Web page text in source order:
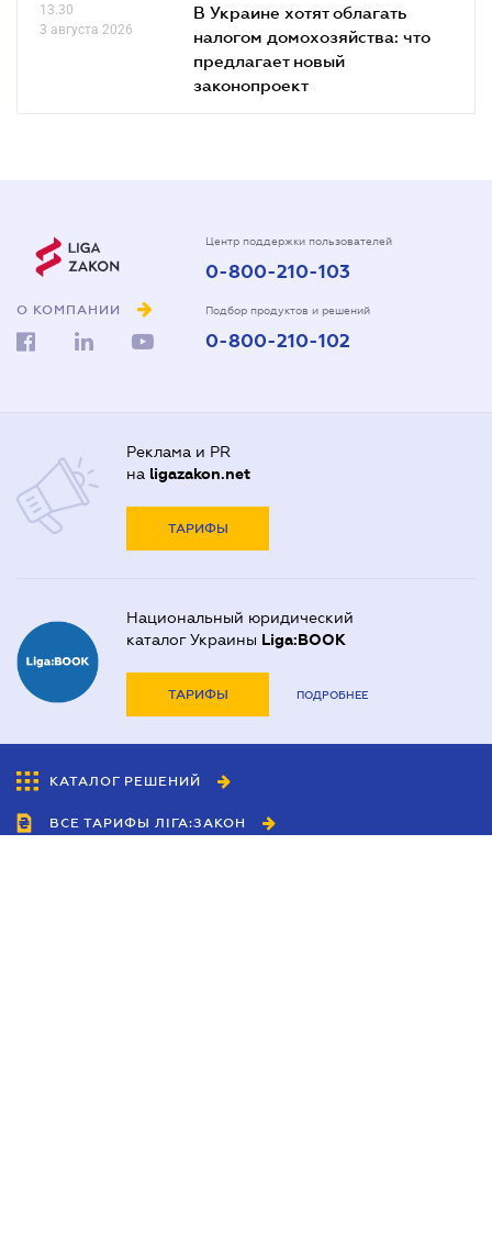
13.30
3 августа 2026
В Украине хотят облагать
налогом домохозяйства: что
предлагает новый
законопроект
О КОМПАНИИ
Центр поддержки пользователей
0-800-210-103
Подбор продуктов и решений
0-800-210-102
Реклама и PR
на ligazakon.net
ТАРИФЫ
Национальный юридический
каталог Украины Liga:BOOK
ТАРИФЫ ПОДРОБНЕЕ
КАТАЛОГ РЕШЕНИЙ
ВСЕ ТАРИФЫ ЛІГА:ЗАКОН